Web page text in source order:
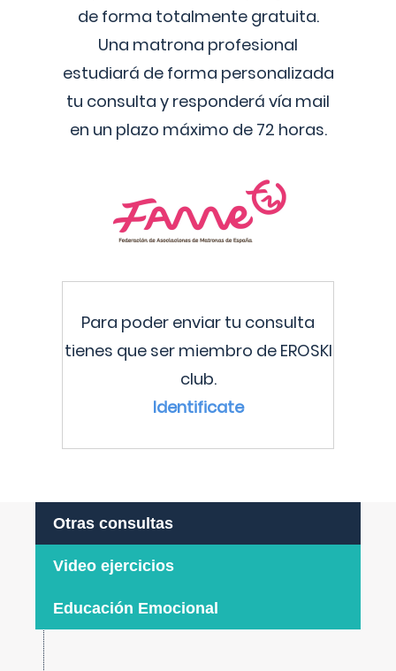
de forma totalmente gratuita.
Una matrona profesional
estudiará de forma personalizada
tu consulta y responderá vía mail
en un plazo máximo de 72 horas.
Para poder enviar tu consulta
tienes que ser miembro de EROSKI
club.
Identificate
Otras consultas
Video ejercicios
Educación Emocional